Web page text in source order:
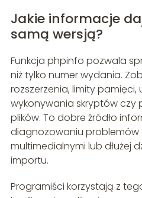
Jakie informacje
samą wersją?
Funkcja phpinfo pozwala
niż tylko numer wydania.
rozszerzenia, limity
wykonywania skryptów czy
plików. To dobre źródło
diagnozowaniu problemów
multimedialnymi lub dłużej
importu.
Programiści korzystają z